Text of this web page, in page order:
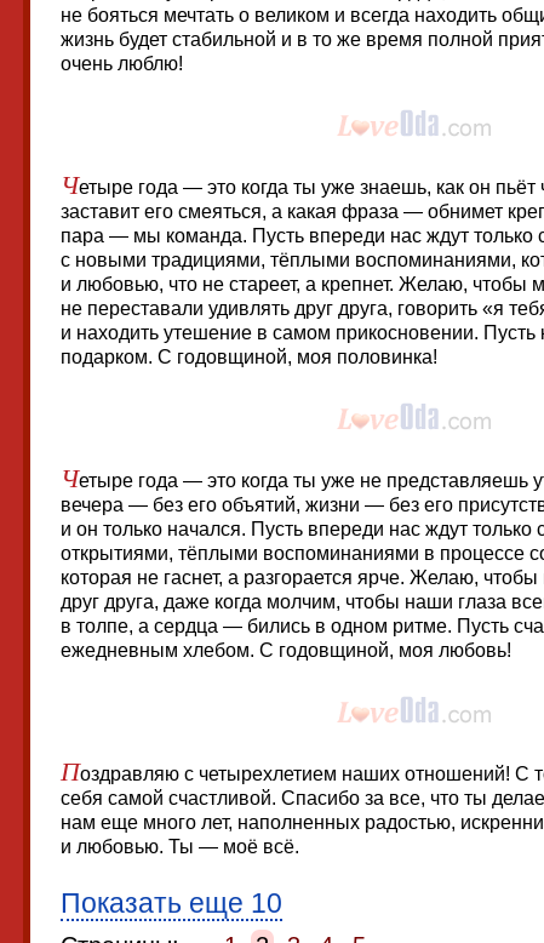
не бояться мечтать о великом и всегда находить
жизнь будет стабильной и в то же время полной
очень люблю!
Четыре года — это когда ты уже знаешь, как он
заставит его смеяться, а какая фраза — обнимет
пара — мы команда. Пусть впереди нас ждут только
с новыми традициями, тёплыми воспоминаниями,
и любовью, что не стареет, а крепнет. Желаю, чтобы
не переставали удивлять друг друга, говорить «я
и находить утешение в самом прикосновении. Пусть
подарком. С годовщиной, моя половинка!
Четыре года — это когда ты уже не представляешь
вечера — без его объятий, жизни — без его
и он только начался. Пусть впереди нас ждут
открытиями, тёплыми воспоминаниями в процессе
которая не гаснет, а разгорается ярче. Желаю,
друг друга, даже когда молчим, чтобы наши глаза
в толпе, а сердца — бились в одном ритме. Пусть
ежедневным хлебом. С годовщиной, моя любовь!
Поздравляю с четырехлетием наших отношений! С
себя самой счастливой. Спасибо за все, что ты
нам еще много лет, наполненных радостью,
и любовью. Ты — моё всё.
Показать еще 10